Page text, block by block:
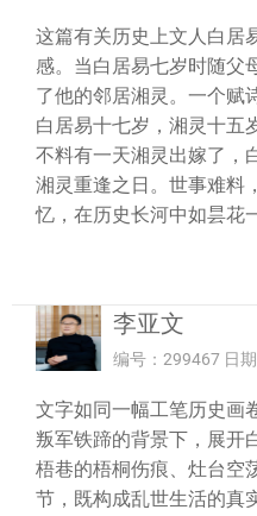
这篇有关历史上文人白居
感。当白居易七岁时随父
了他的邻居湘灵。一个赋
白居易十七岁，湘灵十五
不料有一天湘灵出嫁了，
湘灵重逢之日。世事难料
忆，在历史长河中如昙花
李亚文
编号：299467 日
文字如同一幅工笔历史画
叛军铁蹄的背景下，展开
梧巷的梧桐伤痕、灶台空
节，既构成乱世生活的真